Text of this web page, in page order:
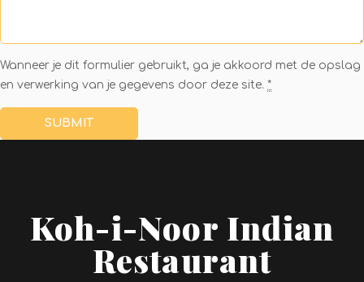
Wanneer je dit formulier gebruikt, ga je akkoord met de opslag
en verwerking van je gegevens door deze site. *
Koh-i-Noor Indian
Restaurant